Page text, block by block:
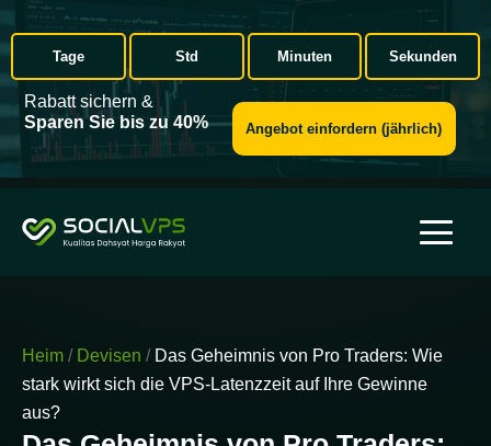
Tage Std Minuten Sekunden
Rabatt sichern &
Sparen Sie bis zu 40%
Angebot einfordern (jährlich)
Heim / Devisen /Das Geheimnis von Pro Traders: Wie
stark wirkt sich die VPS-Latenzzeit auf Ihre Gewinne
aus?